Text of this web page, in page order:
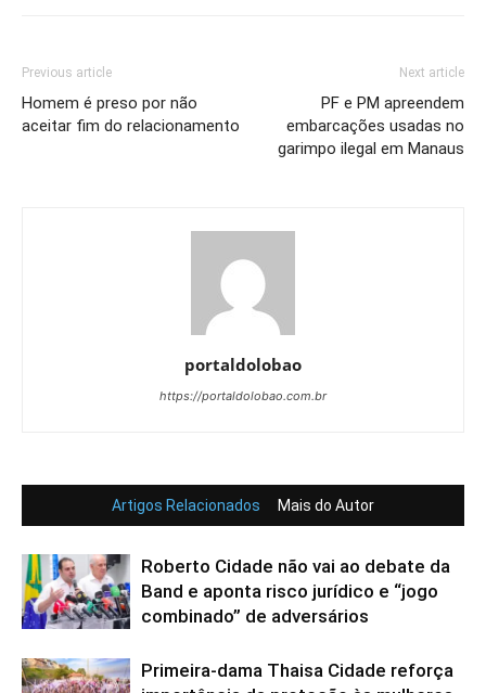
Previous article
Homem é preso por não
aceitar fim do relacionamento
Next article
PF e PM apreendem
embarcações usadas no
garimpo ilegal em Manaus
portaldolobao
https://portaldolobao.com.br
Artigos Relacionados Mais do Autor
Roberto Cidade não vai ao debate da
Band e aponta risco jurídico e “jogo
combinado” de adversários
Primeira-dama Thaisa Cidade reforça